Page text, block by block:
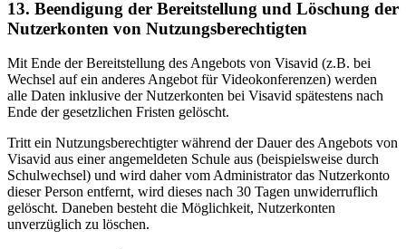
13. Beendigung der Bereitstellung und Löschung der
Nutzerkonten von Nutzungsberechtigten
Mit Ende der Bereitstellung des Angebots von Visavid (z.B. bei
Wechsel auf ein anderes Angebot für Videokonferenzen) werden
alle Daten inklusive der Nutzerkonten bei Visavid spätestens nach
Ende der gesetzlichen Fristen gelöscht.
Tritt ein Nutzungsberechtigter während der Dauer des Angebots von
Visavid aus einer angemeldeten Schule aus (beispielsweise durch
Schulwechsel) und wird daher vom Administrator das Nutzerkonto
dieser Person entfernt, wird dieses nach 30 Tagen unwiderruflich
gelöscht. Daneben besteht die Möglichkeit, Nutzerkonten
unverzüglich zu löschen.